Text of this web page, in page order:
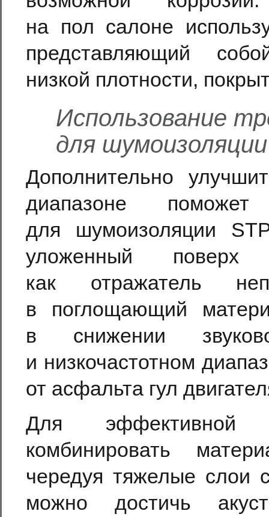
на пол салоне
представляющий
низкой плотности,
Использование
для шумоизоляции
Дополнительно
диапазоне поможет
для шумоизоляции
уложенный поверх
как отражатель
в поглощающий
в снижении
и низкочастотном
от асфальта гул
Для эффективной
комбинировать
чередуя тяжелые слои
можно достичь